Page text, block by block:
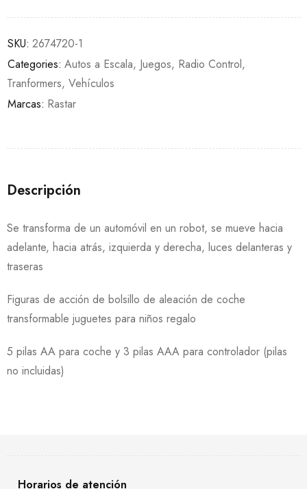
SKU: 2674720-1
Categories: Autos a Escala, Juegos, Radio Control,
Tranformers, Vehículos
Marcas: Rastar
Descripción
Se transforma de un automóvil en un robot, se mueve hacia
adelante, hacia atrás, izquierda y derecha, luces delanteras y
traseras
Figuras de acción de bolsillo de aleación de coche
transformable juguetes para niños regalo
5 pilas AA para coche y 3 pilas AAA para controlador (pilas
no incluidas)
Horarios de atención